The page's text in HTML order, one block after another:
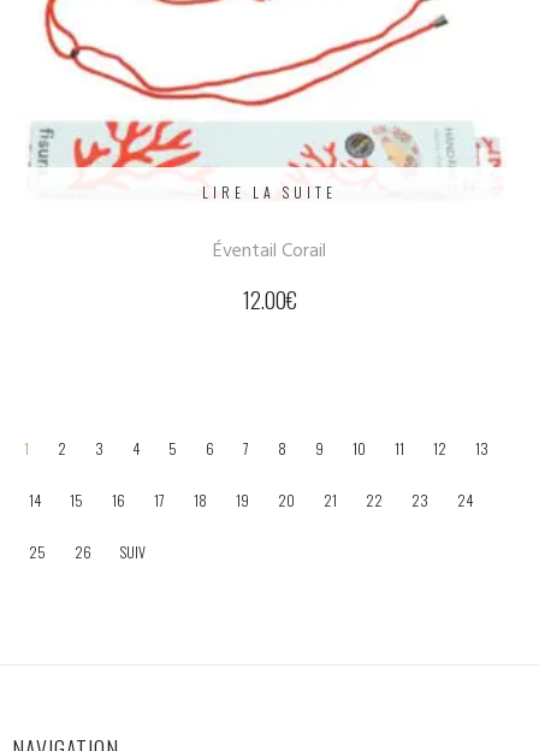
LIRE LA SUITE
Éventail Corail
12.00€
1 2 3 4 5 6 7 8 9 10 11 12 13
14 15 16 17 18 19 20 21 22 23 24
25 26 SUIV